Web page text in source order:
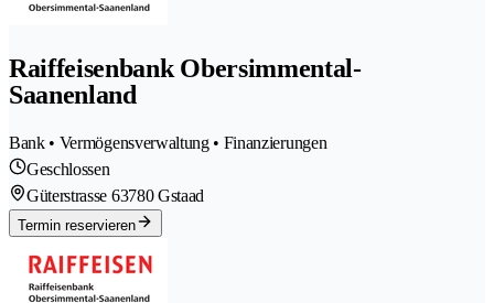
Raiffeisenbank Obersimmental-
Saanenland
Bank • Vermögensverwaltung • Finanzierungen
Geschlossen
Güterstrasse 63780 Gstaad
Termin reservieren